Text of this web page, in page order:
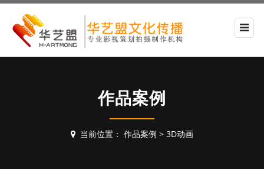
作品案例
当前位置： 作品案例 > 3D动画